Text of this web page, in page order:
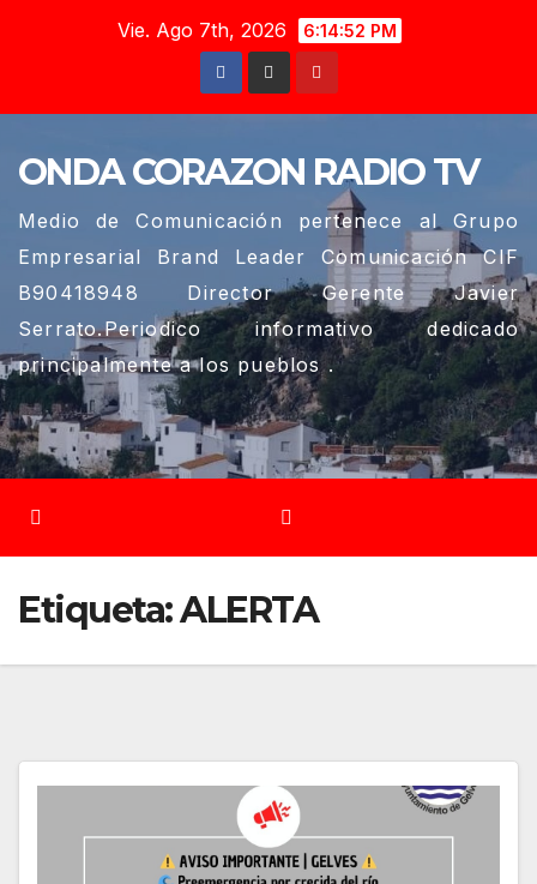
Vie. Ago 7th, 2026 6:14:53 PM
ONDA CORAZON RADIO TV
Medio de Comunicación pertenece al Grupo
Empresarial Brand Leader Comunicación CIF
B90418948 Director Gerente Javier
Serrato.Periodico informativo dedicado
principalmente a los pueblos .
Etiqueta:ALERTA